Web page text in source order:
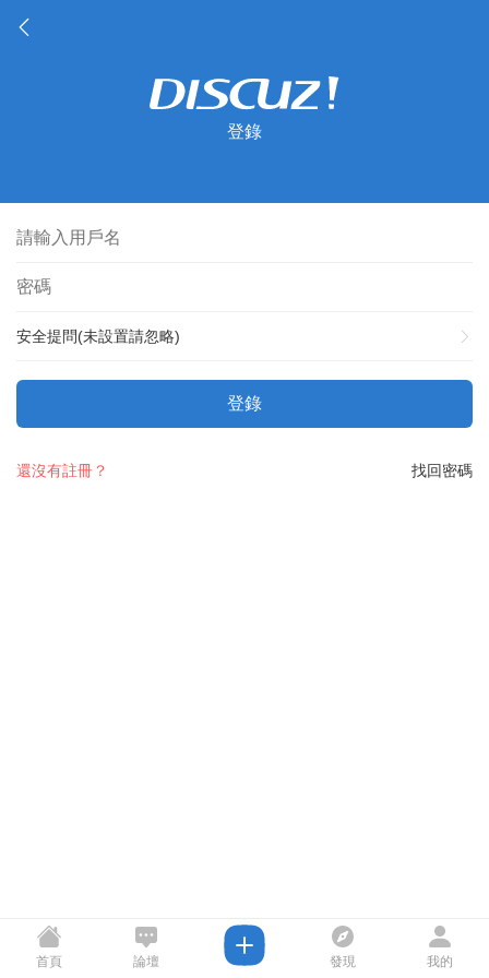
登錄
安全提問(未設置請忽略)
登錄
找回密碼
還沒有註冊？
首頁 論壇 發現 我的